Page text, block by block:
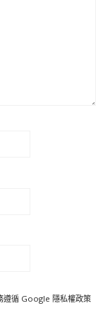
遵循 Google 隱私權政策